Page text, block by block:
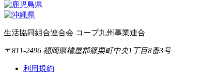
生活協同組合連合会 コープ九州事業連合
〒811-2496 福岡県糟屋郡篠栗町中央1丁目8番3号
利用規約